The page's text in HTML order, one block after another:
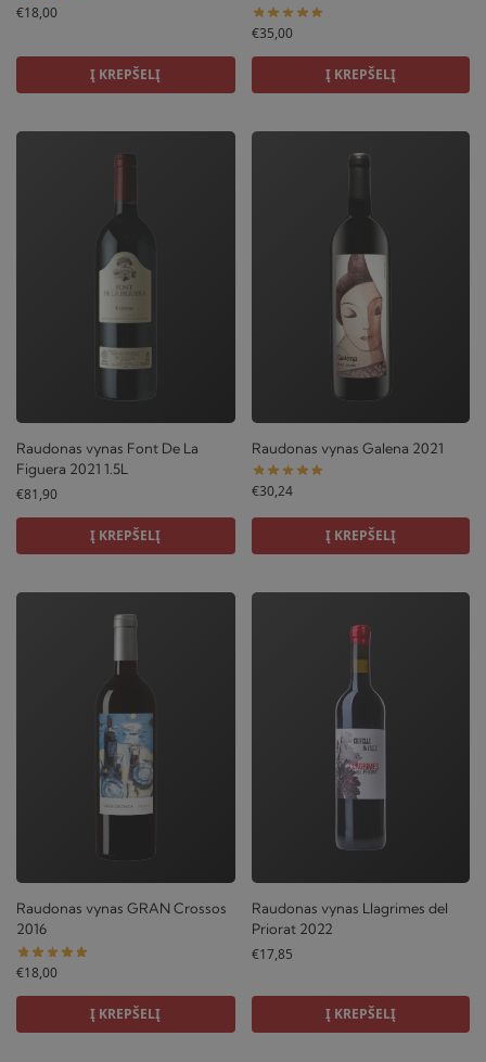
€18,00
Į KREPŠELĮ
€35,00
Į KREPŠELĮ
Raudonas vynas Font De La
Figuera 2021 1.5L
€81,90
Į KREPŠELĮ
Raudonas vynas Galena 2021
€30,24
Į KREPŠELĮ
Raudonas vynas GRAN Crossos
2016
€18,00
Į KREPŠELĮ
Raudonas vynas Llagrimes del
Priorat 2022
€17,85
Į KREPŠELĮ